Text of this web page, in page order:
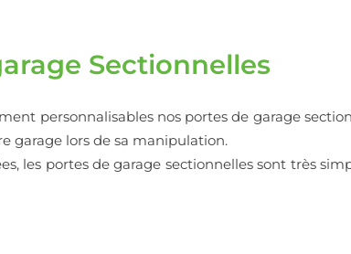
Sectionnelles
personnalisables nos portes de garage
garage lors de sa manipulation.
les portes de garage sectionnelles sont très